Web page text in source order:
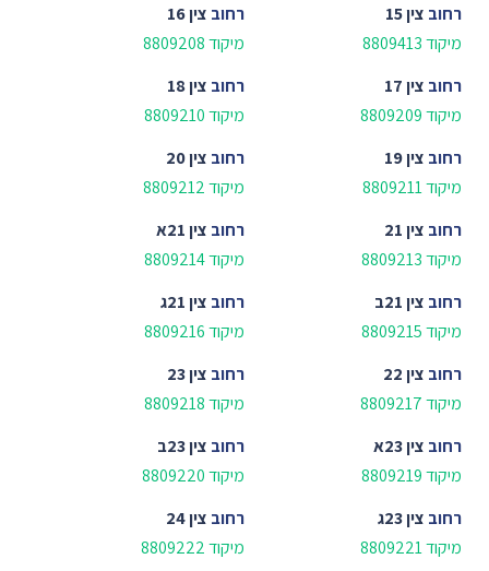
רחוב צין 15
מיקוד 8809413
רחוב צין 16
מיקוד 8809208
רחוב צין 17
מיקוד 8809209
רחוב צין 18
מיקוד 8809210
רחוב צין 19
מיקוד 8809211
רחוב צין 20
מיקוד 8809212
רחוב צין 21
מיקוד 8809213
רחוב צין 21א
מיקוד 8809214
רחוב צין 21ב
מיקוד 8809215
רחוב צין 21ג
מיקוד 8809216
רחוב צין 22
מיקוד 8809217
רחוב צין 23
מיקוד 8809218
רחוב צין 23א
מיקוד 8809219
רחוב צין 23ב
מיקוד 8809220
רחוב צין 23ג
מיקוד 8809221
רחוב צין 24
מיקוד 8809222